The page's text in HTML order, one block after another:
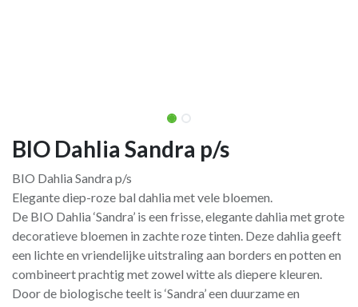
BIO Dahlia Sandra p/s
BIO Dahlia Sandra p/s
Elegante diep-roze bal dahlia met vele bloemen.
De BIO Dahlia ‘Sandra’ is een frisse, elegante dahlia met grote
decoratieve bloemen in zachte roze tinten. Deze dahlia geeft
een lichte en vriendelijke uitstraling aan borders en potten en
combineert prachtig met zowel witte als diepere kleuren.
Door de biologische teelt is ‘Sandra’ een duurzame en